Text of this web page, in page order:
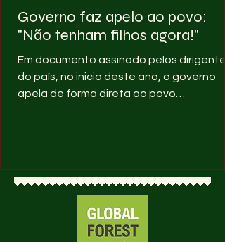
Governo faz apelo ao povo:
"Não tenham filhos agora!"
Em documento assinado pelos
do país, no inicio deste ano, o governo
apela de forma direta ao povo